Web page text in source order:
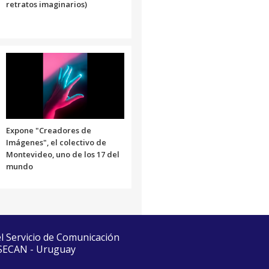
retratos imaginarios)
Expone "Creadores de
Imágenes", el colectivo de
Montevideo, uno de los 17 del
mundo
de Comunicación
- Uruguay